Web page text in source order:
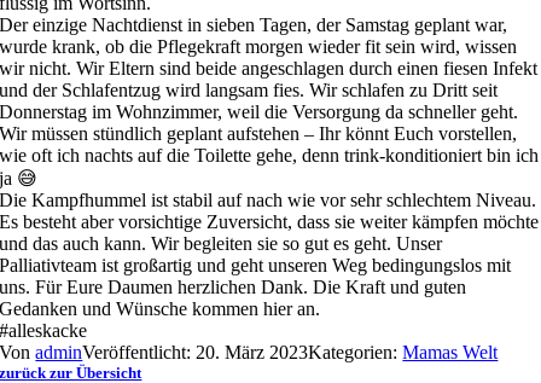
Der einzige Nachtdienst in sieben Tagen, der Samstag geplant war,
wurde krank, ob die Pflegekraft morgen wieder fit sein wird, wissen
wir nicht. Wir Eltern sind beide angeschlagen durch einen fiesen Infekt
und der Schlafentzug wird langsam fies. Wir schlafen zu Dritt seit
Donnerstag im Wohnzimmer, weil die Versorgung da schneller geht.
Wir müssen stündlich geplant aufstehen – Ihr könnt Euch vorstellen,
wie oft ich nachts auf die Toilette gehe, denn trink-konditioniert bin ich
ja 😅
Die Kampfhummel ist stabil auf nach wie vor sehr schlechtem Niveau.
Es besteht aber vorsichtige Zuversicht, dass sie weiter kämpfen möchte
und das auch kann. Wir begleiten sie so gut es geht. Unser
Palliativteam ist großartig und geht unseren Weg bedingungslos mit
uns. Für Eure Daumen herzlichen Dank. Die Kraft und guten
Gedanken und Wünsche kommen hier an.
#alleskacke
VonadminVeröffentlicht: 20. März 2023Kategorien:Mamas Welt
zurück zur Übersicht